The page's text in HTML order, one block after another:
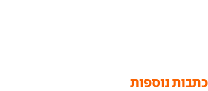
כתבות נוספות